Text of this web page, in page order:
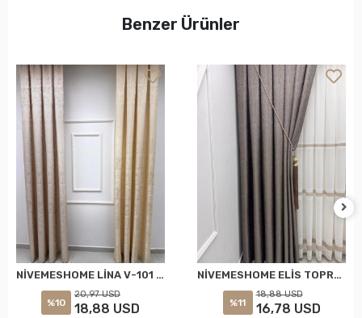
Benzer Ürünler
NİVEMESHOME LİNA V-101 KREM 1/3 PİLELİ FON PERDE
%10
20,97 USD
18,88 USD
NİVEMESHOME ELİS TOPRAK FON PERDE 1/3 SIK PİLELİ PERDE APM
%11
18,88 USD
16,78 USD